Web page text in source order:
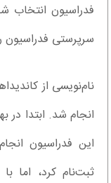
سرپرستی فدراسیون
نام‌نویسی از
انجام شد. ابتدا در
این فدراسیون
ثبت‌نام کرد، اما